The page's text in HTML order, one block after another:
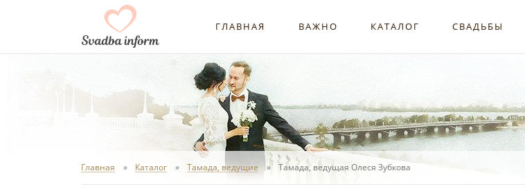
ГЛАВНАЯ ВАЖНО КАТАЛОГ СВАДЬБЫ
Главная Каталог Тамада, ведущие Тамада, ведущая Олеся Зубкова